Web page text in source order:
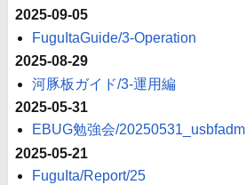
2025-09-05
FuguItaGuide/3-Operation
2025-08-29
河豚板ガイド/3-運用編
2025-05-31
EBUG勉強会/20250531_usbfadm
2025-05-21
FuguIta/Report/25